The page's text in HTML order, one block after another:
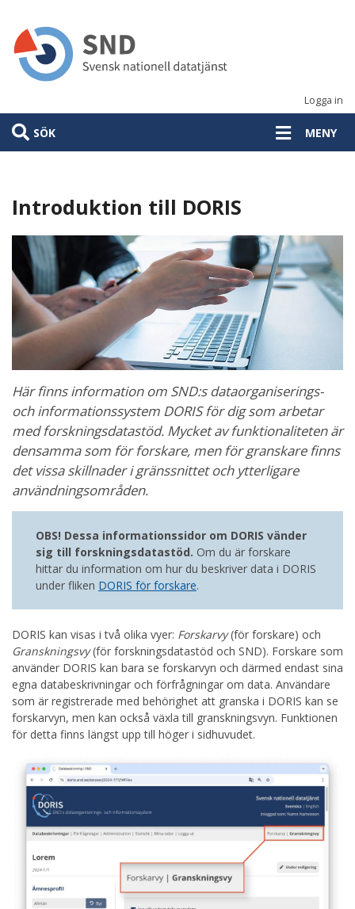
huvudinnehåll
Logga in
SÖK MENY
Huvudmeny
Introduktion till DORIS
Här finns information om SND:s dataorganiserings-
och informationssystem DORIS för dig som arbetar
med forskningsdatastöd. Mycket av funktionaliteten är
densamma som för forskare, men för granskare finns
det vissa skillnader i gränssnittet och ytterligare
användningsområden.
OBS! Dessa informationssidor om DORIS vänder
sig till forskningsdatastöd. Om du är forskare
hittar du information om hur du beskriver data i DORIS
under fliken DORIS för forskare.
DORIS kan visas i två olika vyer: Forskarvy(för forskare) och
Granskningsvy(för forskningsdatastöd och SND). Forskare som
använder DORIS kan bara se forskarvyn och därmed endast sina
egna databeskrivningar och förfrågningar om data. Användare
som är registrerade med behörighet att granska i DORIS kan se
forskarvyn, men kan också växla till granskningsvyn. Funktionen
för detta finns längst upp till höger i sidhuvudet.